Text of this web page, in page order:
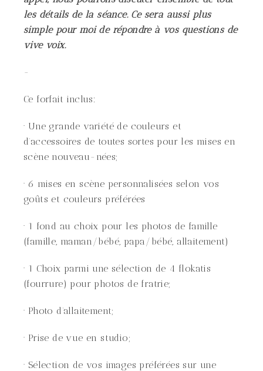
les détails de la séance. Ce sera aussi plus
simple pour moi de répondre à vos questions de
vive voix.
-
Ce forfait inclus:
· Une grande variété de couleurs et
d’accessoires de toutes sortes pour les mises en
scène nouveau-nées;
· 6 mises en scène personnalisées selon vos
goûts et couleurs préférées
· 1 fond au choix pour les photos de famille
(famille, maman/bébé, papa/bébé, allaitement)
· 1 Choix parmi une sélection de 4 flokatis
(fourrure) pour photos de fratrie;
· Photo d’allaitement;
· Prise de vue en studio;
· Sélection de vos images préférées sur une